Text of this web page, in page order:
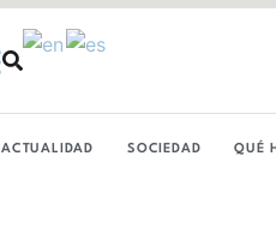
ACTUALIDAD SOCIEDAD QUÉ